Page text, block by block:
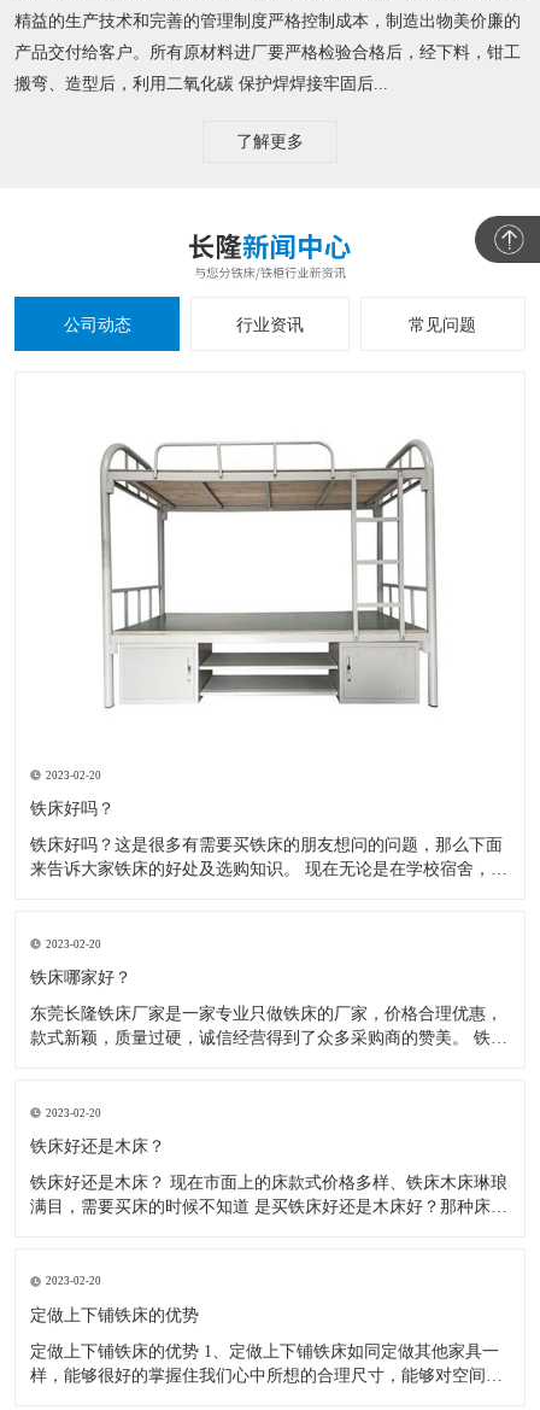
精益的生产技术和完善的管理制度严格控制成本，制造出物美价廉的
产品交付给客户。所有原材料进厂要严格检验合格后，经下料，钳工
搬弯、造型后，利用二氧化碳 保护焊焊接牢固后...
了解更多
公司动态 行业资讯 常见问题
2023-02-20
铁床好吗？
铁床好吗？这是很多有需要买铁床的朋友想问的问题，那么下面
来告诉大家铁床的好处及选购知识。 现在无论是在学校宿舍，工
命长，价格相对也比较实惠。木床不防腐、容易松动、长虫、摇
晃。 现
2023-02-20
铁床哪家好？
东莞长隆铁床厂家是一家专业只做铁床的厂家，价格合理优惠，
款式新颖，质量过硬，诚信经营得到了众多采购商的赞美。 铁床
料全部采用加厚材料，可承重500kg，稳固不摇晃，高温高烤漆
2023-02-20
铁床好还是木床？
铁床好还是木床？ 现在市面上的床款式价格多样、铁床木床琳琅
满目，需要买床的时候不知道 是买铁床好还是木床好？那种床结
怕水，现在的木床基本都是锯末板含甲醛对人体是有害的，遇到
返潮
2023-02-20
定做上下铺铁床的优势
定做上下铺铁床的优势 1、定做上下铺铁床如同定做其他家具一
样，能够很好的掌握住我们心中所想的合理尺寸，能够对空间的